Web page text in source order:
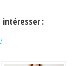
intéresser :